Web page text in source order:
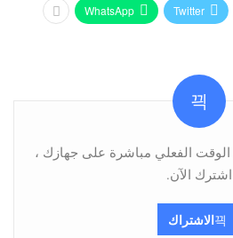
Twitter
WhatsApp
الفعلي مباشرة على جهازك ،
اشترك الآن.
الاشتراك